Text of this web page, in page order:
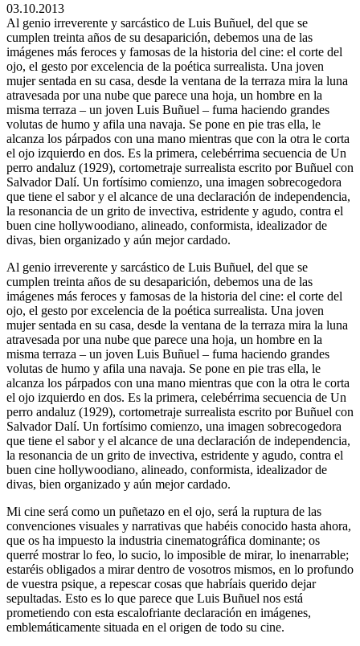
03.10.2013
Al genio irreverente y sarcástico de Luis Buñuel, del que se
cumplen treinta años de su desaparición, debemos una de las
imágenes más feroces y famosas de la historia del cine: el corte del
ojo, el gesto por excelencia de la poética surrealista. Una joven
mujer sentada en su casa, desde la ventana de la terraza mira la luna
atravesada por una nube que parece una hoja, un hombre en la
misma terraza – un joven Luis Buñuel – fuma haciendo grandes
volutas de humo y afila una navaja. Se pone en pie tras ella, le
alcanza los párpados con una mano mientras que con la otra le corta
el ojo izquierdo en dos. Es la primera, celebérrima secuencia de Un
perro andaluz (1929), cortometraje surrealista escrito por Buñuel con
Salvador Dalí. Un fortísimo comienzo, una imagen sobrecogedora
que tiene el sabor y el alcance de una declaración de independencia,
la resonancia de un grito de invectiva, estridente y agudo, contra el
buen cine hollywoodiano, alineado, conformista, idealizador de
divas, bien organizado y aún mejor cardado.
Al genio irreverente y sarcástico de Luis Buñuel, del que se
cumplen treinta años de su desaparición, debemos una de las
imágenes más feroces y famosas de la historia del cine: el corte del
ojo, el gesto por excelencia de la poética surrealista. Una joven
mujer sentada en su casa, desde la ventana de la terraza mira la luna
atravesada por una nube que parece una hoja, un hombre en la
misma terraza – un joven Luis Buñuel – fuma haciendo grandes
volutas de humo y afila una navaja. Se pone en pie tras ella, le
alcanza los párpados con una mano mientras que con la otra le corta
el ojo izquierdo en dos. Es la primera, celebérrima secuencia de Un
perro andaluz (1929), cortometraje surrealista escrito por Buñuel con
Salvador Dalí. Un fortísimo comienzo, una imagen sobrecogedora
que tiene el sabor y el alcance de una declaración de independencia,
la resonancia de un grito de invectiva, estridente y agudo, contra el
buen cine hollywoodiano, alineado, conformista, idealizador de
divas, bien organizado y aún mejor cardado.
Mi cine será como un puñetazo en el ojo, será la ruptura de las
convenciones visuales y narrativas que habéis conocido hasta ahora,
que os ha impuesto la industria cinematográfica dominante; os
querré mostrar lo feo, lo sucio, lo imposible de mirar, lo inenarrable;
estaréis obligados a mirar dentro de vosotros mismos, en lo profundo
de vuestra psique, a repescar cosas que habríais querido dejar
sepultadas. Esto es lo que parece que Luis Buñuel nos está
prometiendo con esta escalofriante declaración en imágenes,
emblemáticamente situada en el origen de todo su cine.